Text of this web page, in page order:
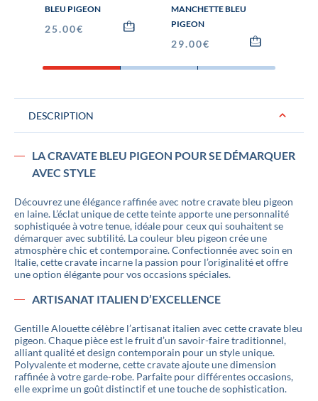
DESCRIPTION
LA CRAVATE BLEU PIGEON POUR SE DÉMARQUER
AVEC STYLE
Découvrez une élégance raffinée avec notre cravate bleu pigeon
en laine. L’éclat unique de cette teinte apporte une personnalité
sophistiquée à votre tenue, idéale pour ceux qui souhaitent se
démarquer avec subtilité. La couleur bleu pigeon crée une
atmosphère chic et contemporaine. Confectionnée avec soin en
Italie, cette cravate incarne la passion pour l’originalité et offre
une option élégante pour vos occasions spéciales.
ARTISANAT ITALIEN D’EXCELLENCE
Gentille Alouette célèbre l’artisanat italien avec cette cravate bleu
pigeon. Chaque pièce est le fruit d’un savoir-faire traditionnel,
alliant qualité et design contemporain pour un style unique.
Polyvalente et moderne, cette cravate ajoute une dimension
raffinée à votre garde-robe. Parfaite pour différentes occasions,
elle exprime un goût distinctif et une touche de sophistication.
BLEU PIGEON
25.00€
MANCHETTE BLEU
PIGEON
29.00€